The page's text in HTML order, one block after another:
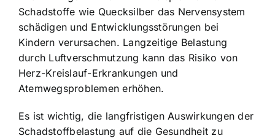
Schadstoffe wie Quecksilber das Nervensystem
schädigen und Entwicklungsstörungen bei
Kindern verursachen. Langzeitige Belastung
durch Luftverschmutzung kann das Risiko von
Herz-Kreislauf-Erkrankungen und
Atemwegsproblemen erhöhen.
Es ist wichtig, die langfristigen Auswirkungen der
Schadstoffbelastung auf die Gesundheit zu